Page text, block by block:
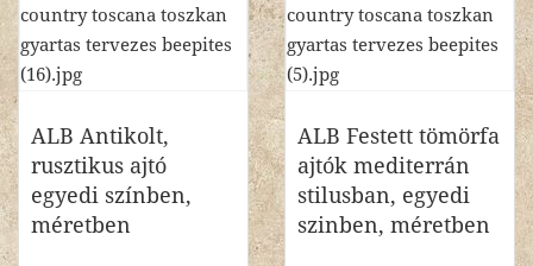
ALB Antikolt,
rusztikus ajtó
egyedi színben,
méretben
ALB Festett tömörfa
ajtók mediterrán
stilusban, egyedi
szinben, méretben